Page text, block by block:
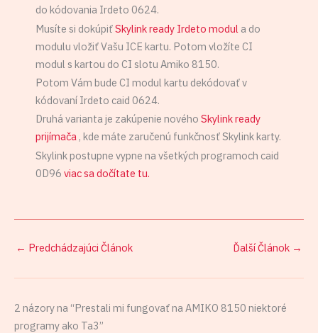
do kódovania Irdeto 0624.
Musíte si dokúpiťSkylink ready Irdeto modul a do
modulu vložiť Vašu ICE kartu. Potom vložíte CI
modul s kartou do CI slotu Amiko 8150.
Potom Vám bude CI modul kartu dekódovať v
kódovaní Irdeto caid 0624.
Druhá varianta je zakúpenie nového Skylink ready
prijímača , kde máte zaručenú funkčnosť Skylink karty.
Skylink postupne vypne na všetkých programoch caid
0D96 viac sa dočítate tu.
← Predchádzajúci Článok Ďalší Článok →
2 názory na “Prestali mi fungovať na AMIKO 8150 niektoré
programy ako Ta3”